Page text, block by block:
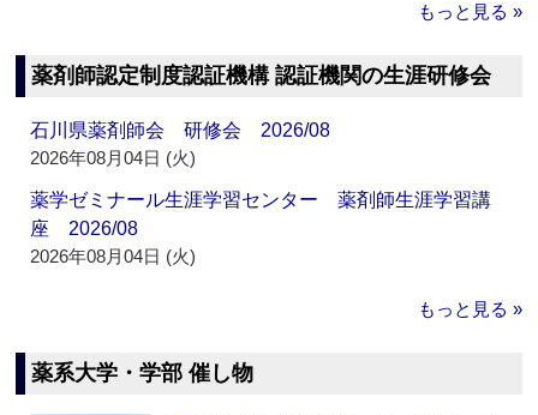
もっと見る »
薬剤師認定制度認証機構 認証機関の生涯研修会
石川県薬剤師会 研修会 2026/08
2026年08月04日 (火)
薬学ゼミナール生涯学習センター 薬剤師生涯学習講
座 2026/08
2026年08月04日 (火)
もっと見る »
薬系大学・学部 催し物